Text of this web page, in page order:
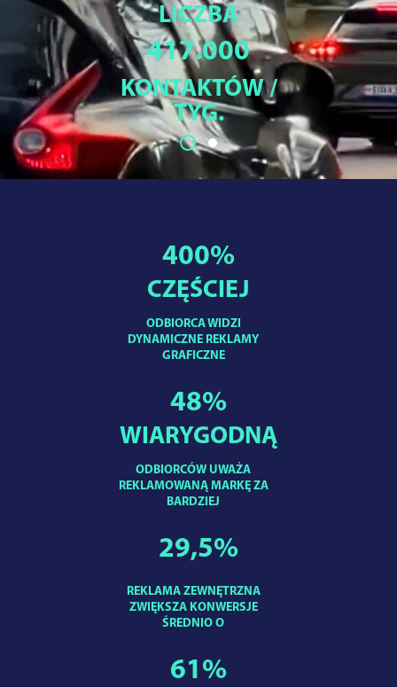
LICZBA
417.000
KONTAKTÓW /
TYG.
ODBIORCA WIDZI
DYNAMICZNE REKLAMY
GRAFICZNE
400%
CZĘŚCIEJ
ODBIORCÓW UWAŻA
REKLAMOWANĄ MARKĘ ZA
BARDZIEJ
48%
WIARYGODNĄ
REKLAMA ZEWNĘTRZNA
ZWIĘKSZA KONWERSJE
ŚREDNIO O
29,5%
61%